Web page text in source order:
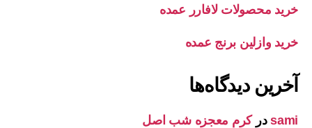
خرید محصولات لافارر عمده
خرید وازلین برنج عمده
آخرین دیدگاه‌ها
samiدرکرم معجزه شب اصل